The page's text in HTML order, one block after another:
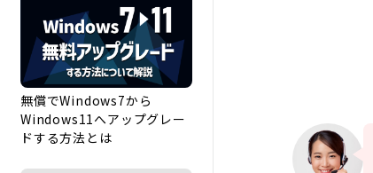
無償でWindows7から
Windows11へアップグレー
ドする方法とは